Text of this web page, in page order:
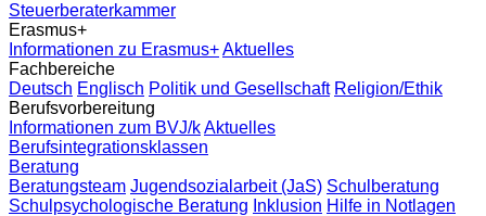
Steuerberaterkammer
Erasmus+
Informationen zu Erasmus+Aktuelles
Fachbereiche
Deutsch Englisch Politik und Gesellschaft Religion/Ethik
Berufsvorbereitung
Informationen zum BVJ/kAktuelles
Berufsintegrationsklassen
Beratung
Beratungsteam Jugendsozialarbeit (JaS) Schulberatung
Schulpsychologische Beratung Inklusion Hilfe in Notlagen